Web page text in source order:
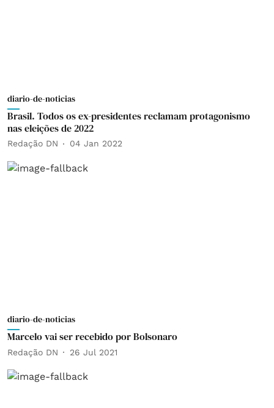
diario-de-noticias
Brasil. Todos os ex-presidentes reclamam protagonismo
nas eleições de 2022
Redação DN 04 Jan 2022
diario-de-noticias
Marcelo vai ser recebido por Bolsonaro
Redação DN 26 Jul 2021